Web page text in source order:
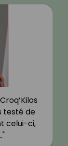
testé de
celui-ci,